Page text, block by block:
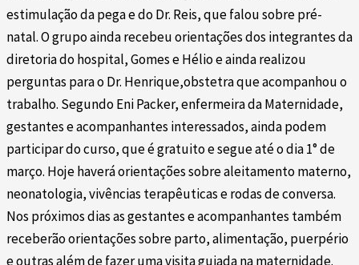
estimulação da pega e do Dr. Reis, que falou sobre pré-
natal. O grupo ainda recebeu orientações dos integrantes da
diretoria do hospital, Gomes e Hélio e ainda realizou
perguntas para o Dr. Henrique,obstetra que acompanhou o
trabalho. Segundo Eni Packer, enfermeira da Maternidade,
gestantes e acompanhantes interessados, ainda podem
participar do curso, que é gratuito e segue até o dia 1° de
março. Hoje haverá orientações sobre aleitamento materno,
neonatologia, vivências terapêuticas e rodas de conversa.
Nos próximos dias as gestantes e acompanhantes também
receberão orientações sobre parto, alimentação, puerpério
e outras além de fazer uma visita guiada na maternidade.